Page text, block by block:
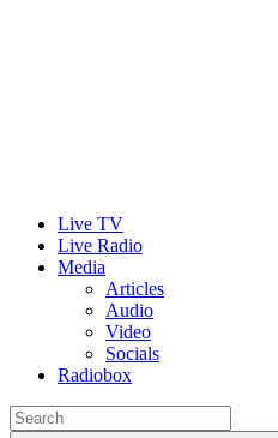
Live TV
Live Radio
Media
Articles
Audio
Video
Socials
Radiobox